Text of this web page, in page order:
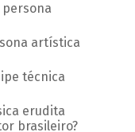
persona
artística
técnica
erudita
brasileiro?